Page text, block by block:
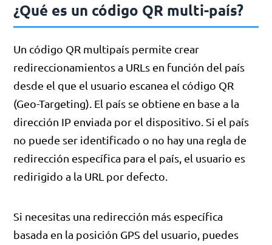
¿Qué es un código QR multi-país?
Un código QR multipaís permite crear
redireccionamientos a URLs en función del país
desde el que el usuario escanea el código QR
(Geo-Targeting). El país se obtiene en base a la
dirección IP enviada por el dispositivo. Si el país
no puede ser identificado o no hay una regla de
redirección específica para el país, el usuario es
redirigido a la URL por defecto.
Si necesitas una redirección más específica
basada en la posición GPS del usuario, puedes